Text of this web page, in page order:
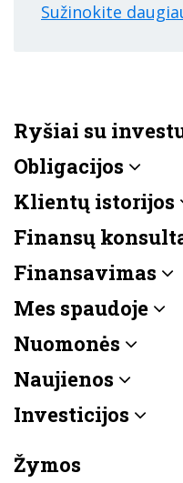
Sužinokite
Ryšiai su
Obligacijos
Klientų istorijos
Finansų
Finansavimas
Mes spaudoje
Nuomonės
Naujienos
Investicijos
Žymos